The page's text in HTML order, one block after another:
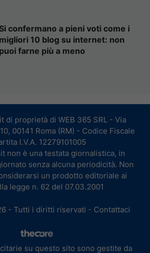
Si confermano a pieni voti come i
migliori 10 blog su internet: non
puoi farne più a meno
di proprietà di WEB 365 SRL - Via
00141 Roma (RM) - Codice Fiscale
I.V.A. 12279101005
non è una testata giornalistica, in
senza alcuna periodicità. Non
un prodotto editoriale ai
legge n. 62 del 07.03.2001
- Tutti i diritti riservati - Contattaci
su questo sito sono gestite da